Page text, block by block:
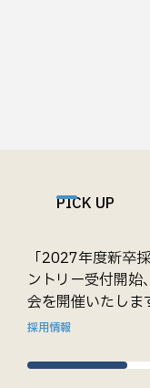
PICK UP
「2027年度新卒
ントリー受付開始
会を開催いたしま
採用情報